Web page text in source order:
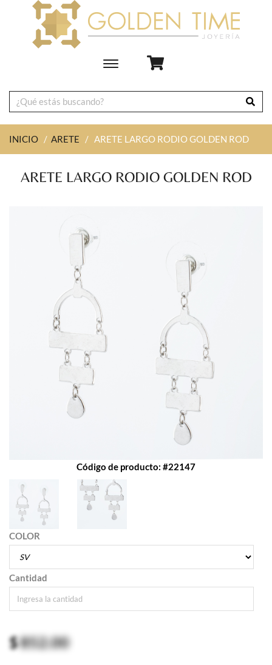
Toggle
navigation
INICIO / ARETE / ARETE LARGO RODIO GOLDEN ROD
ARETE LARGO RODIO GOLDEN ROD
Código de producto: #22147
COLOR
Cantidad
$852.00